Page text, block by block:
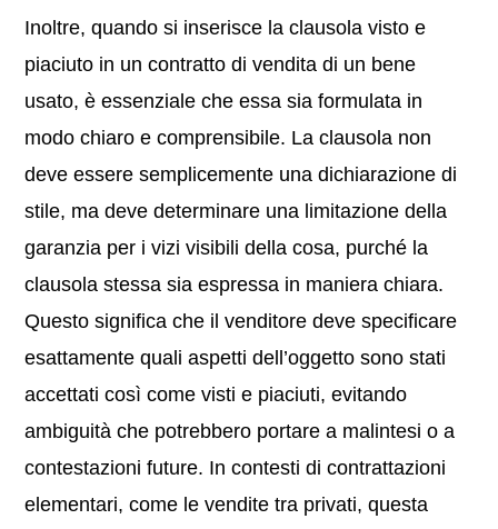
Inoltre, quando si inserisce la clausola visto e
piaciuto in un contratto di vendita di un bene
usato, è essenziale che essa sia formulata in
modo chiaro e comprensibile. La clausola non
deve essere semplicemente una dichiarazione di
stile, ma deve determinare una limitazione della
garanzia per i vizi visibili della cosa, purché la
clausola stessa sia espressa in maniera chiara.
Questo significa che il venditore deve specificare
esattamente quali aspetti dell’oggetto sono stati
accettati così come visti e piaciuti, evitando
ambiguità che potrebbero portare a malintesi o a
contestazioni future. In contesti di contrattazioni
elementari, come le vendite tra privati, questa